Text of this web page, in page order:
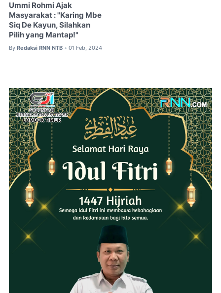
Ummi Rohmi Ajak
Masyarakat : "Karing Mbe
Siq De Kayun, Silahkan
Pilih yang Mantap!"
By Redaksi RNN NTB • 01 Feb, 2024